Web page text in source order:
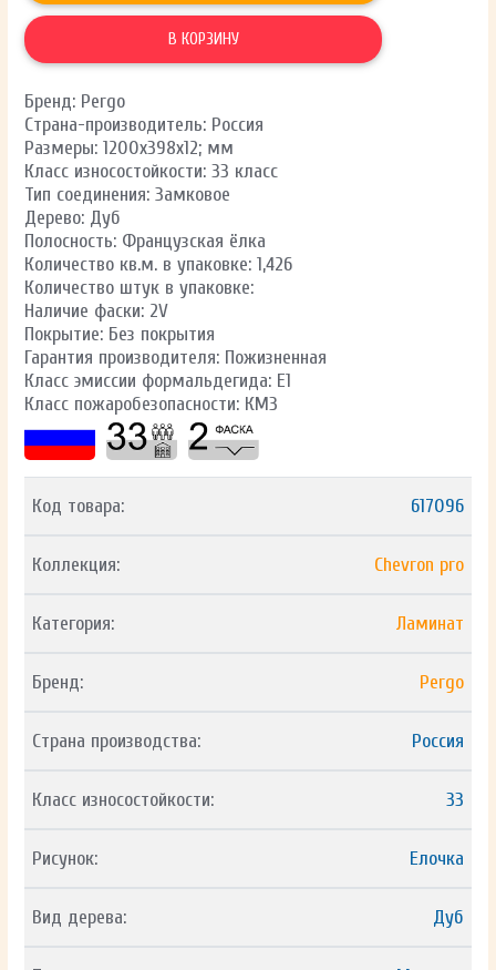
В КОРЗИНУ
Бренд: Pergo
Страна-производитель: Россия
Размеры: 1200х398х12; мм
Класс износостойкости: 33 класс
Тип соединения: Замковое
Дерево: Дуб
Полосность: Французская ёлка
Количество кв.м. в упаковке: 1,426
Количество штук в упаковке:
Наличие фаски: 2V
Покрытие: Без покрытия
Гарантия производителя: Пожизненная
Класс эмиссии формальдегида: E1
Класс пожаробезопасности: КМ3
Код товара: 617096
Коллекция: Chevron pro
Категория: Ламинат
Бренд: Pergo
Страна производства: Россия
Класс износостойкости: 33
Рисунок: Елочка
Вид дерева: Дуб